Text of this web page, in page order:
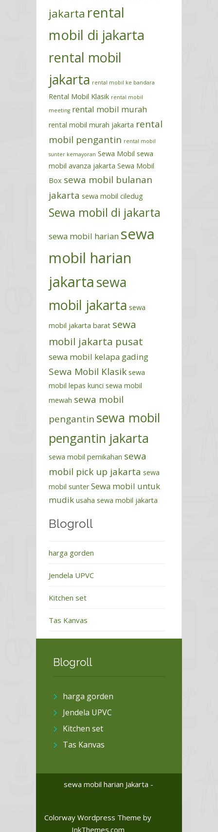
jakarta rental
mobil di jakarta
rental mobil
jakarta rental mobil ke bandara
Rental Mobil Klasik rental mobil
meeting rental mobil murah
rental mobil murah jakarta rental
mobil pengantin rental mobil
sunter kemayoran Sewa Mobil sewa
mobil avanza jakarta Sewa Mobil
Box sewa mobil bulanan
jakarta sewa mobil ciledug
Sewa mobil di jakarta
sewa mobil harian sewa
mobil harian
jakartasewa
mobil jakarta sewa
mobil jakarta barat sewa
mobil jakarta pusat
sewa mobil kelapa gading
Sewa Mobil Klasik sewa
mobil lepas kunci sewa mobil
mewah sewa mobil
pengantin sewa mobil
pengantin jakarta
sewa mobil pernikahan sewa
mobil pick up jakarta sewa
mobil sunter Sewa mobil untuk
mudik usaha sewa mobil jakarta
Blogroll
harga gorden
Jendela UPVC
Kitchen set
Tas Kanvas
Blogroll
harga gorden
Jendela UPVC
Kitchen set
Tas Kanvas
sewa mobil harian Jakarta -
Colorway Wordpress Theme by
InkThemes.com